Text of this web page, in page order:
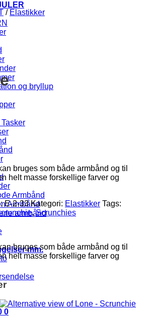
og bryllup
Armbånd
Armbånd
armbånd
mm.
0
/ Elastikker
bruges som både armbånd og til
helt masse forskellige farver og
E-2-33 Kategori: Elastikker Tags:
,Scrunchies
bruges som både armbånd og til
helt masse forskellige farver og